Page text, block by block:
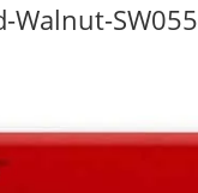
Walnut-SW055